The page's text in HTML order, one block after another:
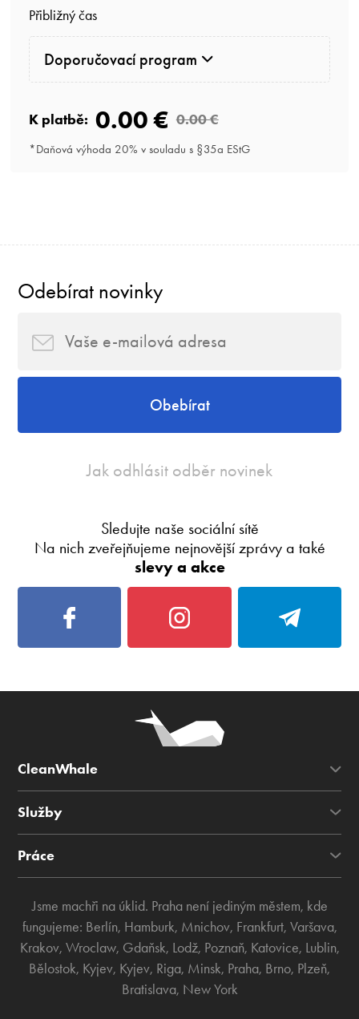
Přibližný čas
Doporučovací program
K platbě: 0.00 € 0.00 €
*Daňová výhoda 20% v souladu s §35a EStG
Odebírat novinky
Obebírat
Jak odhlásit odběr novinek
Sledujte naše sociální sítě
Na nich zveřejňujeme nejnovější zprávy a také
slevy a akce
CleanWhale
Služby
Práce
Jsme machři na úklid. Praha není jediným městem, kde
fungujeme: Berlín, Hamburk, Mnichov, Frankfurt, Varšava,
Krakov, Wroclaw, Gdaňsk, Lodž, Poznaň, Katovice, Lublin,
Bělostok, Kyjev, Kyjev, Riga, Minsk, Praha, Brno, Plzeň,
Bratislava, New York